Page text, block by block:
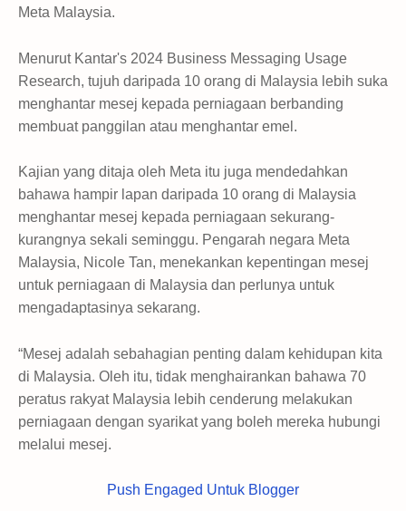
Meta Malaysia.
Menurut Kantar's 2024 Business Messaging Usage
Research, tujuh daripada 10 orang di Malaysia lebih suka
menghantar mesej kepada perniagaan berbanding
membuat panggilan atau menghantar emel.
Kajian yang ditaja oleh Meta itu juga mendedahkan
bahawa hampir lapan daripada 10 orang di Malaysia
menghantar mesej kepada perniagaan sekurang-
kurangnya sekali seminggu. Pengarah negara Meta
Malaysia, Nicole Tan, menekankan kepentingan mesej
untuk perniagaan di Malaysia dan perlunya untuk
mengadaptasinya sekarang.
“Mesej adalah sebahagian penting dalam kehidupan kita
di Malaysia. Oleh itu, tidak menghairankan bahawa 70
peratus rakyat Malaysia lebih cenderung melakukan
perniagaan dengan syarikat yang boleh mereka hubungi
melalui mesej.
Push Engaged Untuk Blogger